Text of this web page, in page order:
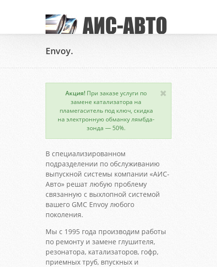
Envoy.
Акция! При заказе услуги по
замене катализатора на
пламегаситель под ключ, скидка
на электронную обманку лямбда-
зонда — 50%.
В специализированном
подразделении по обслуживанию
выпускной системы компании «АИС-
Авто» решат любую проблему
связанную с выхлопной системой
вашего GMC Envoy любого
поколения.
Мы с 1995 года производим работы
по ремонту и замене глушителя,
резонатора, катализаторов, гофр,
приемных труб, впускных и